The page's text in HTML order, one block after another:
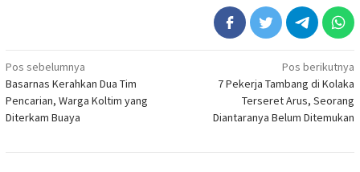
Navigasi
pos
Pos sebelumnya
Basarnas Kerahkan Dua Tim
Pencarian, Warga Koltim yang
Diterkam Buaya
Pos berikutnya
7 Pekerja Tambang di Kolaka
Terseret Arus, Seorang
Diantaranya Belum Ditemukan